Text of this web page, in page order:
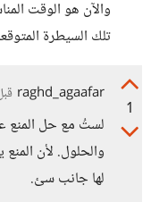
والآن هو الوقت
تلك السيطرة
1
raghd_agaafar
لستُ مع حل المنع
والحلول. لأن
لها جانب سئ.